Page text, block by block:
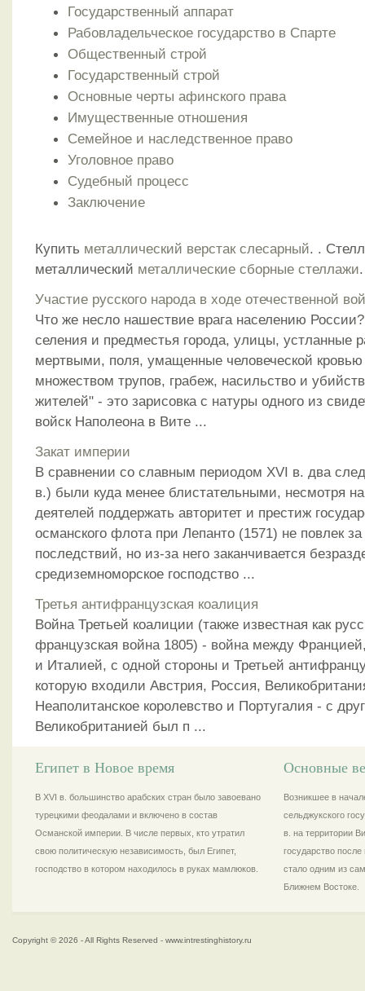
Государственный аппарат
Рабовладельческое государство в Спарте
Общественный строй
Государственный строй
Основные черты афинского права
Имущественные отношения
Семейное и наследственное право
Уголовное право
Судебный процесс
Заключение
Купить металлический верстак слесарный. .
металлический металлические сборные стеллажи.
Участие русского народа в ходе отечественной
Что же несло нашествие врага населению
селения и предместья города, улицы, устланные
мертвыми, поля, умащенные человеческой
множеством трупов, грабеж, насильство и
жителей" - это зарисовка с натуры одного из
войск Наполеона в Вите ...
Закат империи
В сравнении со славным периодом XVI в. два
в.) были куда менее блистательными, несмотря
деятелей поддержать авторитет и престиж
османского флота при Лепанто (1571) не повлек
последствий, но из-за него заканчивается
средиземноморское господство ...
Третья антифранцузская коалиция
Война Третьей коалиции (также известная как
французская война 1805) - война между
и Италией, с одной стороны и Третьей
которую входили Австрия, Россия,
Неаполитанское королевство и Португалия - с
Великобританией был п ...
Египет в Новое время
В XVI в. большинство арабских стран было завоевано
турецкими феодалами и включено в состав
Османской империи. В числе первых, кто утратил
свою политическую независимость, был Египет,
господство в котором находилось в руках мамлюков.
Основные
Возникшее в
сельджукского
в. на территории
государство после
стало одним из
Ближнем Востоке.
Copyright © 2026 - All Rights Reserved - www.intrestinghistory.ru